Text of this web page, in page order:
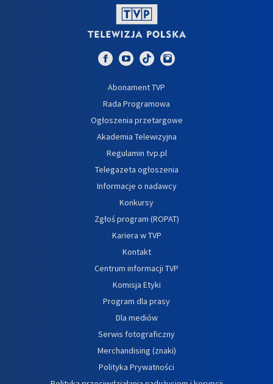
Abonament TVP
Rada Programowa
Ogłoszenia przetargowe
Akademia Telewizyjna
Regulamin tvp.pl
Telegazeta ogłoszenia
Informacje o nadawcy
Konkursy
Zgłoś program (ROPAT)
Kariera w TVP
Kontakt
Centrum informacji TVP
Komisja Etyki
Program dla prasy
Dla mediów
Serwis fotograficzny
Merchandising (znaki)
Polityka Prywatności